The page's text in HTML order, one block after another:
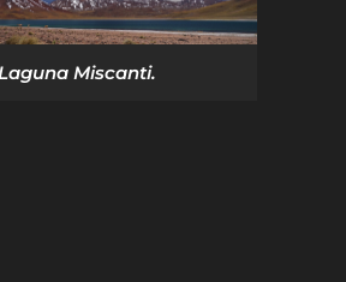
Miscanti.